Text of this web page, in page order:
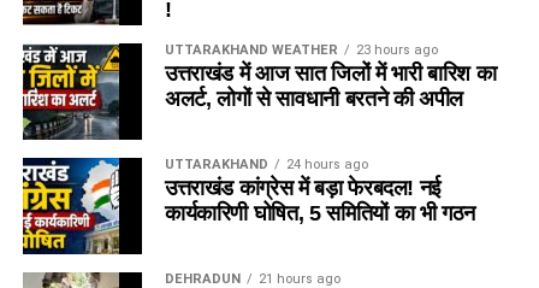
!
UTTARAKHAND WEATHER 23 hours ago
उत्तराखंड में आज सात जिलों में भारी बारिश का
अलर्ट, लोगों से सावधानी बरतने की अपील
UTTARAKHAND 24 hours ago
उत्तराखंड कांग्रेस में बड़ा फेरबदल! नई
कार्यकारिणी घोषित, 5 समितियों का भी गठन
DEHRADUN 21 hours ago